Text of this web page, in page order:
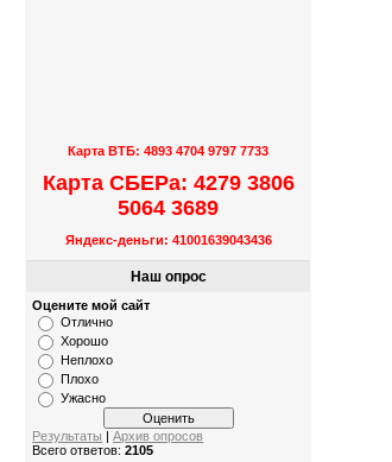
Карта ВТБ: 4893 4704 9797 7733
Карта СБЕРа: 4279 3806
5064 3689
Яндекс-деньги: 41001639043436
Наш опрос
Оцените мой сайт
Отлично
Хорошо
Неплохо
Плохо
Ужасно
Результаты |Архив опросов
Всего ответов:2105